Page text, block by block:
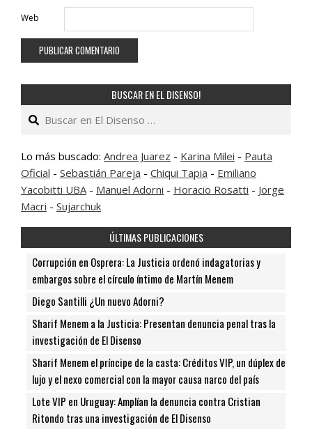
Web
BUSCAR EN EL DISENSO!
Buscar
Lo más buscado: Andrea Juarez - Karina Milei - Pauta
Oficial - Sebastián Pareja - Chiqui Tapia - Emiliano
Yacobitti UBA - Manuel Adorni - Horacio Rosatti - Jorge
Macri - Sujarchuk
ÚLTIMAS PUBLICACIONES
Corrupción en Osprera: La Justicia ordenó indagatorias y
embargos sobre el círculo íntimo de Martín Menem
Diego Santilli ¿Un nuevo Adorni?
Sharif Menem a la Justicia: Presentan denuncia penal tras la
investigación de El Disenso
Sharif Menem el príncipe de la casta: Créditos VIP, un dúplex de
lujo y el nexo comercial con la mayor causa narco del país
Lote VIP en Uruguay: Amplían la denuncia contra Cristian
Ritondo tras una investigación de El Disenso